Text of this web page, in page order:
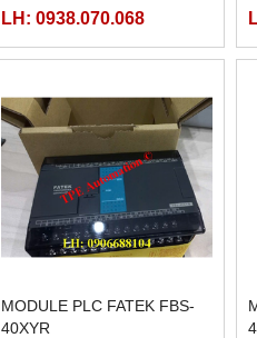
LH: 0938.070.068
MODULE PLC FATEK FBS-
40XYR